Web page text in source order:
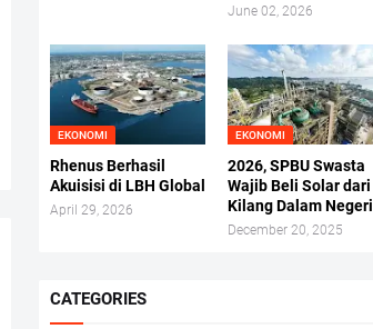
June 02, 2026
EKONOMI
Rhenus Berhasil
Akuisisi di LBH Global
April 29, 2026
EKONOMI
2026, SPBU Swasta
Wajib Beli Solar dari
Kilang Dalam Negeri
December 20, 2025
CATEGORIES